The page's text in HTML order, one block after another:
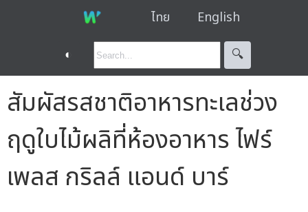
ไทย English
◐ 🔍︎
สัมผัสรสชาติอาหารทะเลช่วง
ฤดูใบไม้ผลิที่ห้องอาหาร ไฟร์
เพลส กริลล์ แอนด์ บาร์